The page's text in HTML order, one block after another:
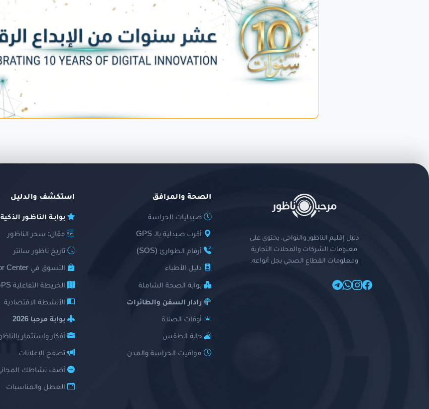
دليل إقليم الناظور والنواحي، يحتوي على
معلومات الشركات والمحلات التجارية
ومعلومات القطاع الصحي بجل أنواعه.
الصحة والمرافق
صيدليات الحراسة
أقرب صيدلية بالـ GPS
أرقام الطوارئ (SOS)
دليل الأطباء
بوابة الصحة الشاملة
رادار السفن والطائرات
أوقات الصلاة
حالة الطقس
مواقيت الحراسة والمدن
استكشف والدليل
بوابـة الناظـور الذكية
مقال: سحر الناظور
تاريخ ناظور سانتر
التسوق في Nador Center
الخريطة التفاعلية GPS
الأنشطة الاقتصادية
بوابة مرحبا 2026
أفكار واستثمار
تصفح الإعلانات
أضف نشاطك
العطل والمناسبات